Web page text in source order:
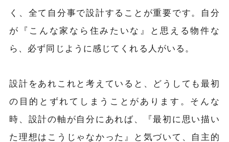
く、全て自分事で設計することが重要です。自分
が『こんな家なら住みたいな』と思える物件な
ら、必ず同じように感じてくれる人がいる。
設計をあれこれと考えていると、どうしても最初
の目的とずれてしまうことがあります。そんな
時、設計の軸が自分にあれば、『最初に思い描い
た理想はこうじゃなかった』と気づいて、自主的